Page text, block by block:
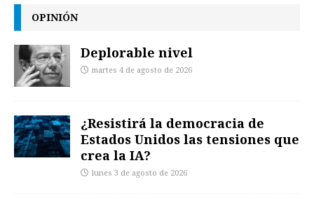
OPINIÓN
Deplorable nivel
martes 4 de agosto de 2026
¿Resistirá la democracia de
Estados Unidos las tensiones que
crea la IA?
lunes 3 de agosto de 2026